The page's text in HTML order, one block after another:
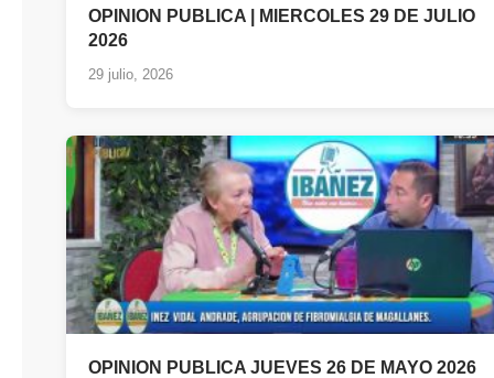
OPINION PUBLICA | MIERCOLES 29 DE JULIO
2026
29 julio, 2026
OPINION PUBLICA JUEVES 26 DE MAYO 2026